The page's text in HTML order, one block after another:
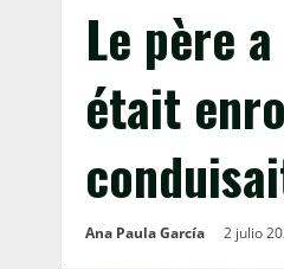
Le père
était
Ana Paula García 2 julio